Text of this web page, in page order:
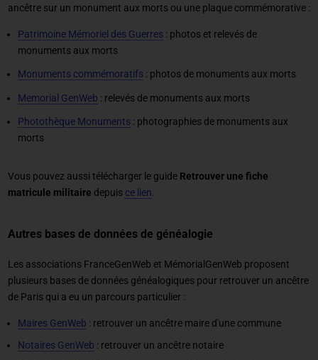
ancêtre sur un monument aux morts ou une plaque commémorative :
Patrimoine Mémoriel des Guerres : photos et relevés de
monuments aux morts
Monuments commémoratifs : photos de monuments aux morts
Memorial GenWeb : relevés de monuments aux morts
Photothèque Monuments : photographies de monuments aux
morts
Vous pouvez aussi télécharger le guide Retrouver une fiche
matricule militaire depuis ce lien.
Autres bases de données de généalogie
Les associations FranceGenWeb et MémorialGenWeb proposent
plusieurs bases de données généalogiques pour retrouver un ancêtre
de Paris qui a eu un parcours particulier :
Maires GenWeb : retrouver un ancêtre maire d'une commune
Notaires GenWeb : retrouver un ancêtre notaire